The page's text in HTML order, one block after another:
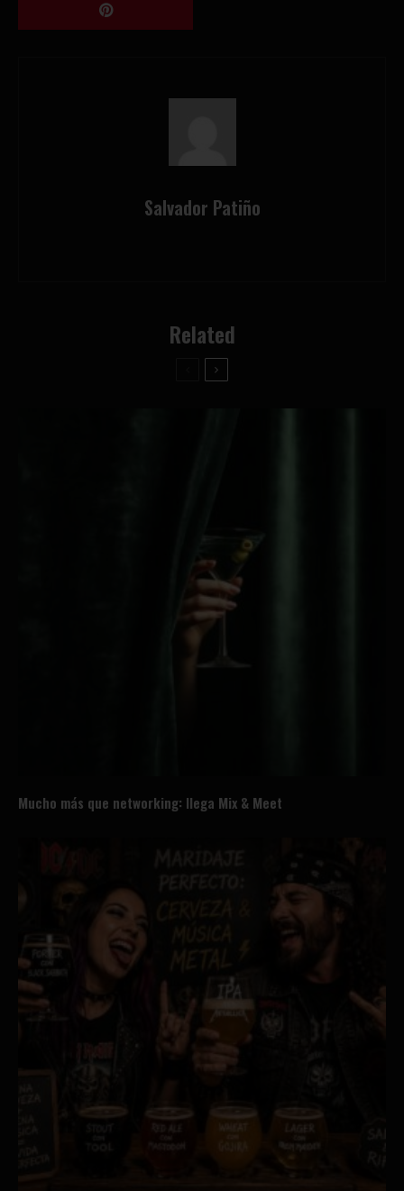
Salvador Patiño
Related
Mucho más que networking: llega Mix & Meet